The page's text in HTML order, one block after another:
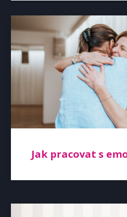
Jak pracovat s